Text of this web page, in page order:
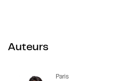
Auteurs
Paris